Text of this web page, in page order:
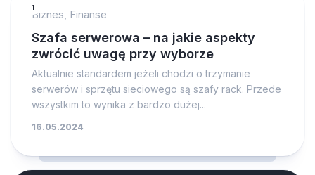
1
Biznes, Finanse
Szafa serwerowa – na jakie aspekty
zwrócić uwagę przy wyborze
Aktualnie standardem jeżeli chodzi o trzymanie
serwerów i sprzętu sieciowego są szafy rack. Przede
wszystkim to wynika z bardzo dużej...
16.05.2024